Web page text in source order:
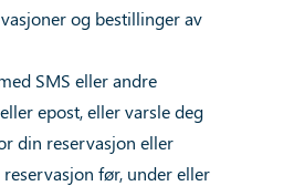
og bestillinger av
SMS eller andre
epost, eller varsle deg
din reservasjon eller
før, under eller